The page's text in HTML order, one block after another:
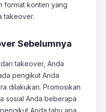
format konten yang
takeover.
Sebelumnya
takeover, Anda
pengikut Anda
dilakukan. Promosikan
sosial Anda beberapa
Anda tahu apa